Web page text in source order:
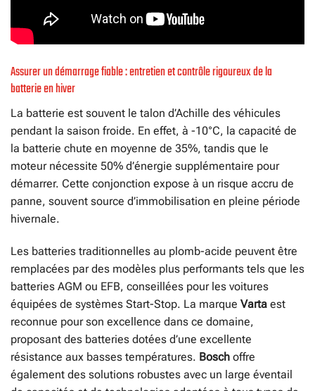
Assurer un démarrage fiable : entretien et contrôle rigoureux de la
batterie en hiver
La batterie est souvent le talon d’Achille des véhicules
pendant la saison froide. En effet, à -10°C, la capacité de
la batterie chute en moyenne de 35%, tandis que le
moteur nécessite 50% d’énergie supplémentaire pour
démarrer. Cette conjonction expose à un risque accru de
panne, souvent source d’immobilisation en pleine période
hivernale.
Les batteries traditionnelles au plomb-acide peuvent être
remplacées par des modèles plus performants tels que les
batteries AGM ou EFB, conseillées pour les voitures
équipées de systèmes Start-Stop. La marque Varta est
reconnue pour son excellence dans ce domaine,
proposant des batteries dotées d’une excellente
résistance aux basses températures. Bosch offre
également des solutions robustes avec un large éventail